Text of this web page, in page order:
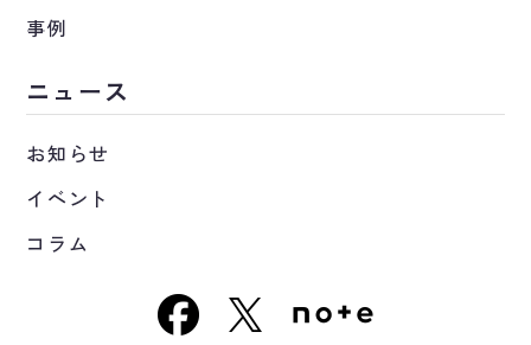
事例
ニュース
お知らせ
イベント
コラム